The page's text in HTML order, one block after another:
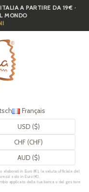
A PARTIRE DA 19€ ·
MONDO
Français
USD ($)
CHF (CHF)
AUD ($)
elaborati in Euro (€), la valuta ufficiale del
solo in Euro (€).
applicato dalla tua banca o dal gestore